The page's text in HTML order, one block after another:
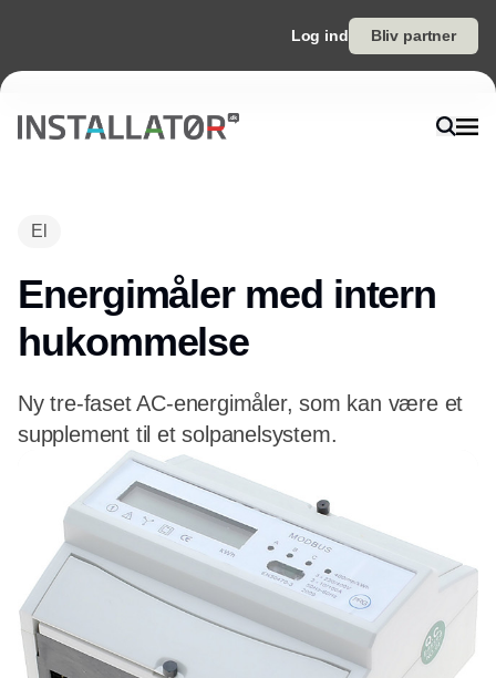
Log ind Bliv partner
El
Energimåler med intern
hukommelse
Ny tre-faset AC-energimåler, som kan være et
supplement til et solpanelsystem.